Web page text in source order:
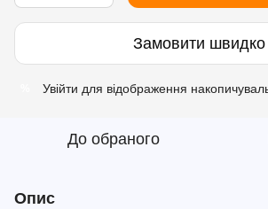
Замовити швидко
Увійти для відображення
До обраного
Опис